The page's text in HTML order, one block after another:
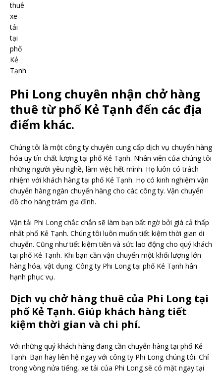
thuê
xe
tải
tại
phố
Kẻ
Tạnh
Phi Long chuyên nhận chở hàng
thuê từ phố Kẻ Tạnh đến các địa
điểm khác.
Chúng tôi là một công ty chuyên cung cấp dịch vụ chuyển hàng
hóa uy tín chất lượng tại phố Kẻ Tạnh. Nhân viên của chúng tôi
những người yêu nghề, làm việc hết mình. Họ luôn có trách
nhiệm với khách hàng tại phố Kẻ Tạnh. Họ có kinh nghiệm vận
chuyển hàng ngàn chuyến hàng cho các công ty. Vận chuyển
đồ cho hàng trăm gia đình.
Vận tải Phi Long chắc chắn sẽ làm bạn bất ngờ bởi giá cả thấp
nhất phố Kẻ Tạnh. Chúng tôi luôn muốn tiết kiệm thời gian di
chuyển. Cũng như tiết kiệm tiền và sức lao động cho quý khách
tại phố Kẻ Tạnh. Khi bạn cần vận chuyển một khối lượng lớn
hàng hóa, vật dụng. Công ty Phi Long tại phố Kẻ Tạnh hân
hạnh phục vụ.
Dịch vụ chở hàng thuê của Phi Long tại
phố Kẻ Tạnh. Giúp khách hàng tiết
kiệm thời gian và chi phí.
Với những quý khách hàng đang cần chuyển hàng tại phố Kẻ
Tạnh. Bạn hãy liên hệ ngay với công ty Phi Long chúng tôi. Chỉ
trong vòng nửa tiếng, xe tải của Phi Long sẽ có mặt ngay tại